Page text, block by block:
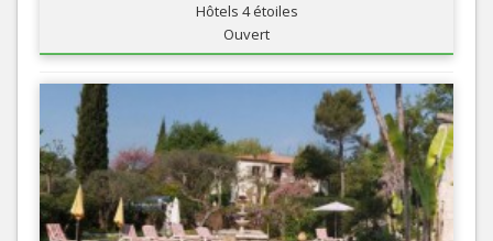
Hôtels 4 étoiles
Ouvert